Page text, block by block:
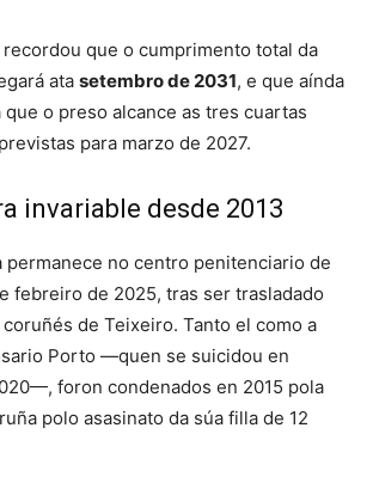
recordou que o cumprimento total da
ata setembro de 2031, e que aínda
que o preso alcance as tres cuartas
para marzo de 2027.
invariable desde 2013
permanece no centro penitenciario de
febreiro de 2025, tras ser trasladado
de Teixeiro. Tanto el como a
Porto —quen se suicidou en
foron condenados en 2015 pola
polo asasinato da súa filla de 12